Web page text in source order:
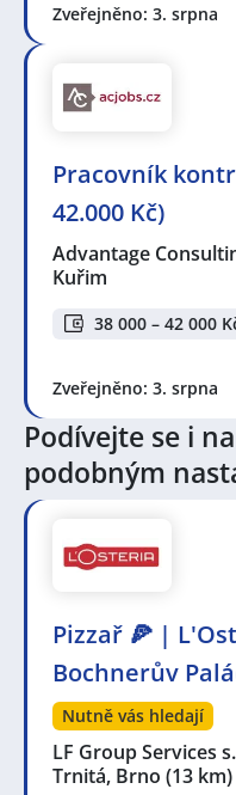
Zveřejněno: 3. srpna
Pracovník
42.000 Kč)
Advantage
Kuřim
38 000 – 42 000
Zveřejněno: 3. srpna
Podívejte se i
podobným
Pizzař 🍕 |
Bochnerův
Nutně vás hledají
LF Group Services
Trnitá, Brno (13 km)